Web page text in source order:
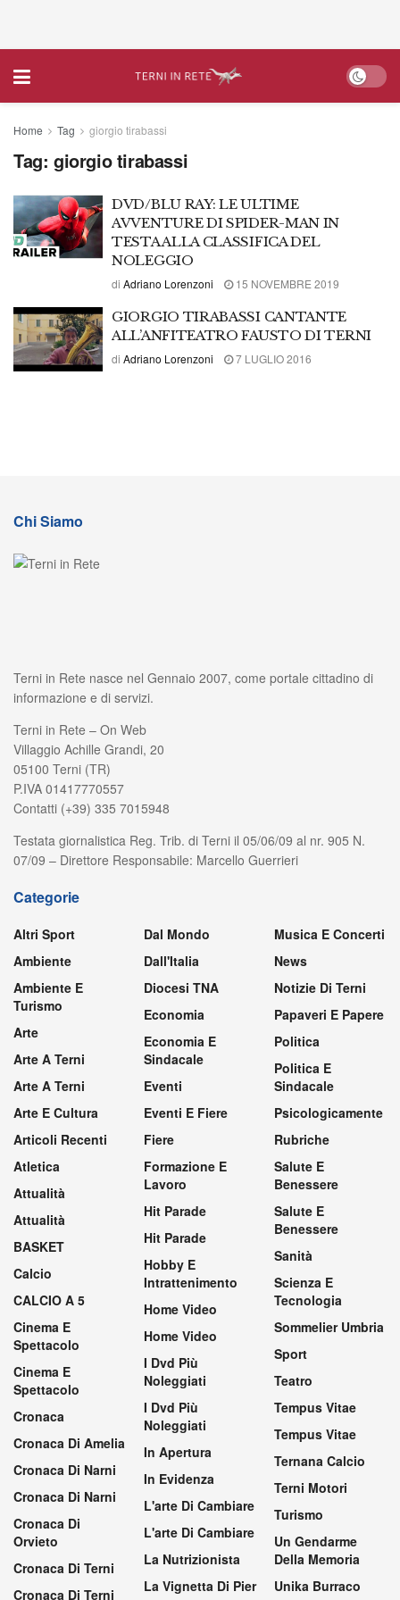
Home Tag giorgio tirabassi
Tag: giorgio tirabassi
DVD/BLU RAY: LE ULTIME
AVVENTURE DI SPIDER-MAN IN
TESTA ALLA CLASSIFICA DEL
NOLEGGIO
di Adriano Lorenzoni 15 NOVEMBRE 2019
GIORGIO TIRABASSI CANTANTE
ALL’ANFITEATRO FAUSTO DI TERNI
di Adriano Lorenzoni 7 LUGLIO 2016
Chi Siamo
Terni in Rete nasce nel Gennaio 2007, come portale cittadino di
informazione e di servizi.
Terni in Rete – On Web
Villaggio Achille Grandi, 20
05100 Terni (TR)
P.IVA 01417770557
Contatti (+39) 335 7015948
Testata giornalistica Reg. Trib. di Terni il 05/06/09 al nr. 905 N.
07/09 – Direttore Responsabile: Marcello Guerrieri
Categorie
Altri Sport
Ambiente
Ambiente E
Turismo
Arte
Arte A Terni
Arte A Terni
Arte E Cultura
Articoli Recenti
Atletica
Attualità
Attualità
BASKET
Calcio
CALCIO A 5
Cinema E
Spettacolo
Cinema E
Spettacolo
Cronaca
Cronaca Di Amelia
Cronaca Di Narni
Cronaca Di Narni
Cronaca Di
Orvieto
Cronaca Di Terni
Cronaca Di Terni
Dal Mondo
Dall'Italia
Diocesi TNA
Economia
Economia E
Sindacale
Eventi
Eventi E Fiere
Fiere
Formazione E
Lavoro
Hit Parade
Hit Parade
Hobby E
Intrattenimento
Home Video
Home Video
I Dvd Più
Noleggiati
I Dvd Più
Noleggiati
In Apertura
In Evidenza
L'arte Di Cambiare
L'arte Di Cambiare
La Nutrizionista
La Vignetta Di Pier
Musica E Concerti
News
Notizie Di Terni
Papaveri E Papere
Politica
Politica E
Sindacale
Psicologicamente
Rubriche
Salute E
Benessere
Salute E
Benessere
Sanità
Scienza E
Tecnologia
Sommelier Umbria
Sport
Teatro
Tempus Vitae
Tempus Vitae
Ternana Calcio
Terni Motori
Turismo
Un Gendarme
Della Memoria
Unika Burraco